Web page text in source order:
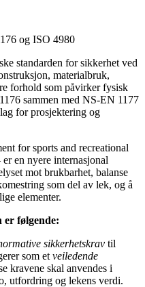
og ISO 4980
standarden for sikkerhet ved
materialbruk,
forhold som påvirker fysisk
sammen med NS-EN 1177
for prosjektering og
for sports and recreational
en nyere internasjonal
mot brukbarhet, balanse
som del av lek, og å
elementer.
følgende:
sikkerhetskrav til
som et veiledende
kravene skal anvendes i
utfordring og lekens verdi.